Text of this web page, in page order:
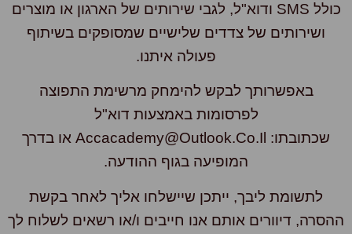
כולל SMS ודוא"ל, לגבי שירותים של הארגון או מוצרים
ושירותים של צדדים שלישיים שמסופקים בשיתוף
פעולה איתנו.
באפשרותך לבקש להימחק מרשימת התפוצה
לפרסומות באמצעות דוא"ל
שכתובתו: Accacademy@outlook.co.il או בדרך
המופיעה בגוף ההודעה.
לתשומת ליבך, ייתכן שיישלחו אליך לאחר בקשת
דיוורים אותם אנו חייבים ו/או רשאים לשלוח לך